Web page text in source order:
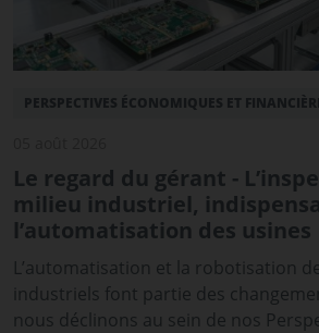
PERSPECTIVES ÉCONOMIQUES ET
Le regard du gérant -
milieu industriel,
l’automatisation des usines
L’automatisation et la robotisation
industriels font partie des
nous déclinons au sein de nos